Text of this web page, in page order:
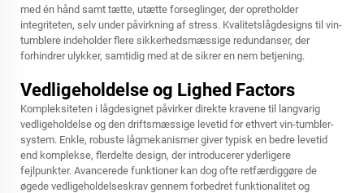
med én hånd samt tætte, utætte forseglinger, der opretholder
integriteten, selv under påvirkning af stress. Kvalitetslågdesigns til vin-
tumblere indeholder flere sikkerhedsmæssige redundanser, der
forhindrer ulykker, samtidig med at de sikrer en nem betjening.
Vedligeholdelse og Lighed Factors
Kompleksiteten i lågdesignet påvirker direkte kravene til langvarig
vedligeholdelse og den driftsmæssige levetid for ethvert vin-tumbler-
system. Enkle, robuste lågmekanismer giver typisk en bedre levetid
end komplekse, flerdelte design, der introducerer yderligere
fejlpunkter. Avancerede funktioner kan dog ofte retfærdiggøre de
øgede vedligeholdelseskrav gennem forbedret funktionalitet og